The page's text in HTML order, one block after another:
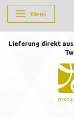
Anzeige ändern
Menü
Lieferung direkt aus